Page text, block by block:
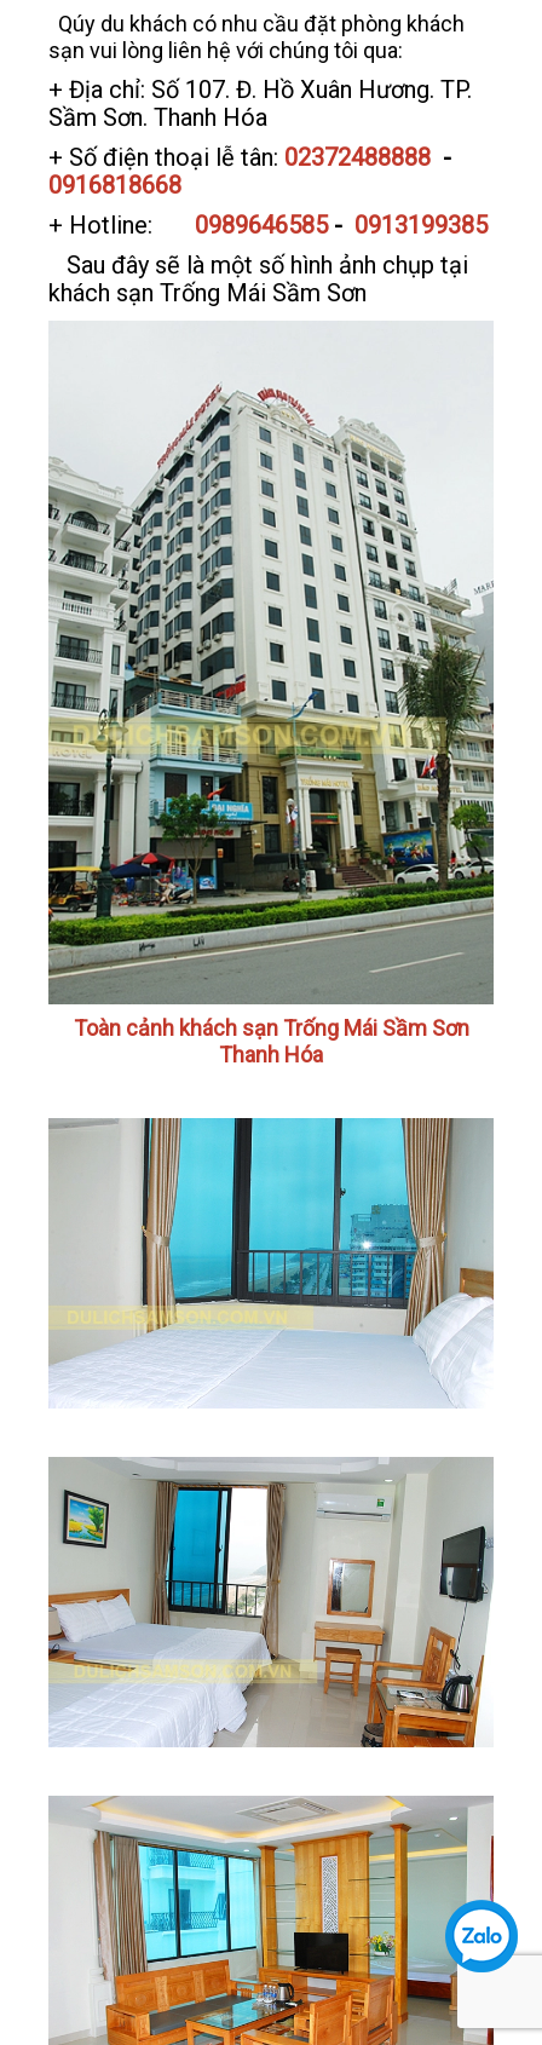
Qúy du khách có nhu cầu đặt phòng khách
sạn vui lòng liên hệ với chúng tôi qua:
+ Địa chỉ: Số 107. Đ. Hồ Xuân Hương. TP.
Sầm Sơn. Thanh Hóa
+ Số điện thoại lễ tân: 02372488888 -
0916818668
+ Hotline:
0989646585- 0913199385
Sau đây sẽ là một số hình ảnh chụp tại
khách sạn Trống Mái Sầm Sơn
Toàn cảnh khách sạn Trống Mái Sầm Sơn
Thanh Hóa